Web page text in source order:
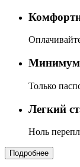
Минимум
Только
Легкий
Ноль
Подробнее